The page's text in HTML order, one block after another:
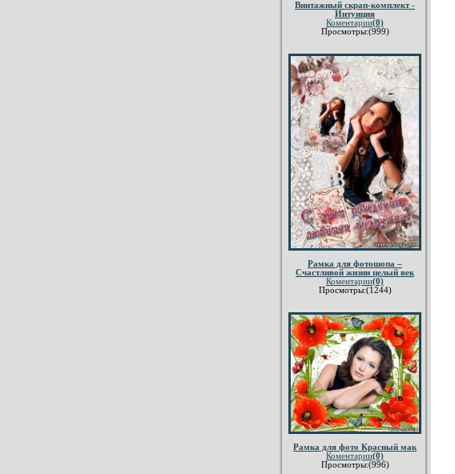
Винтажный скрап-комплект -
Интуиция
Коментарии(0)
Просмотры:(999)
Рамка для фотошопа –
Счастливой жизни целый век
Коментарии(0)
Просмотры:(1244)
Рамка для фото Красный мак
Коментарии(0)
Просмотры:(996)